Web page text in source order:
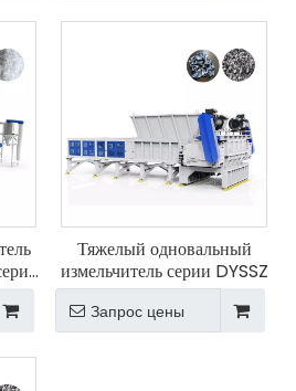
Тяжелый одновальный
измельчитель серии DYSSZ
Запрос цены